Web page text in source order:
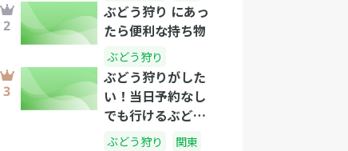
ぶどう狩り にあっ
たら便利な持ち物
ぶどう狩り
ぶどう狩りがした
い！当日予約なし
でも行けるぶどう
農園
ぶどう狩り 関東